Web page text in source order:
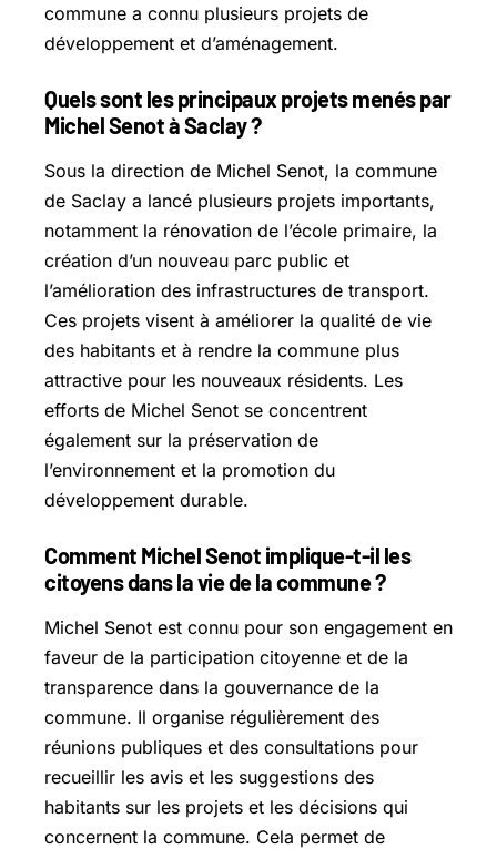
commune a connu plusieurs projets de
développement et d’aménagement.
Quels sont les principaux projets menés par
Michel Senot à Saclay ?
Sous la direction de Michel Senot, la commune
de Saclay a lancé plusieurs projets importants,
notamment la rénovation de l’école primaire, la
création d’un nouveau parc public et
l’amélioration des infrastructures de transport.
Ces projets visent à améliorer la qualité de vie
des habitants et à rendre la commune plus
attractive pour les nouveaux résidents. Les
efforts de Michel Senot se concentrent
également sur la préservation de
l’environnement et la promotion du
développement durable.
Comment Michel Senot implique-t-il les
citoyens dans la vie de la commune ?
Michel Senot est connu pour son engagement en
faveur de la participation citoyenne et de la
transparence dans la gouvernance de la
commune. Il organise régulièrement des
réunions publiques et des consultations pour
recueillir les avis et les suggestions des
habitants sur les projets et les décisions qui
concernent la commune. Cela permet de